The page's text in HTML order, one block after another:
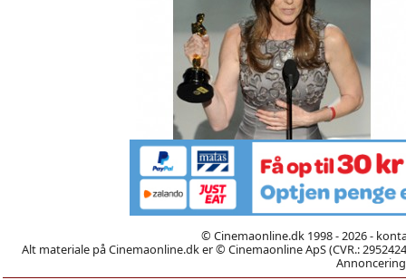
© Cinemaonline.dk 1998 - 2026 -
Alt materiale på Cinemaonline.dk er © Cinemaonline ApS (CVR.: